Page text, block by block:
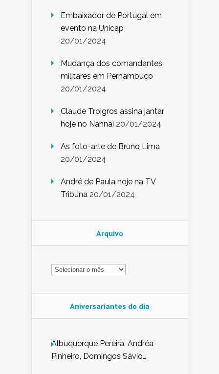
Embaixador de Portugal em
evento na Unicap
20/01/2024
Mudança dos comandantes
militares em Pernambuco
20/01/2024
Claude Troigros assina jantar
hoje no Nannai 20/01/2024
As foto-arte de Bruno Lima
20/01/2024
André de Paula hoje na TV
Tribuna 20/01/2024
Arquivo
Arquivo
Aniversariantes do dia
Albuquerque Pereira, Andréa
Pinheiro, Domingos Sávio